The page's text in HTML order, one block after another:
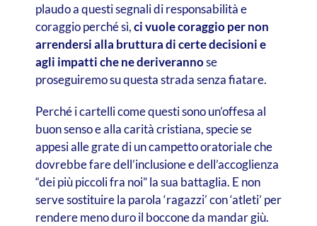
plaudo a questi segnali di responsabilità e
coraggio perché sì,ci vuole coraggio per non
arrendersi alla bruttura di certe decisioni e
agli impatti che ne deriverannose
proseguiremo su questa strada senza fiatare.
Perché i cartelli come questi sono un’offesa al
buon senso e alla carità cristiana, specie se
appesi alle grate di un campetto oratoriale che
dovrebbe fare dell’inclusione e dell’accoglienza
“dei più piccoli fra noi” la sua battaglia. E non
serve sostituire la parola ‘ragazzi’ con ‘atleti’ per
rendere meno duro il boccone da mandar giù.